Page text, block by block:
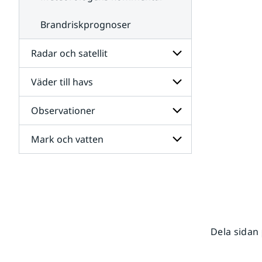
Brandriskprognoser
Radar och satellit
Undersidor
för
Radar
och
satellit
Väder till havs
Undersidor
för
Väder
till
havs
Observationer
Undersidor
för
Mark och vatten
Dela sidan